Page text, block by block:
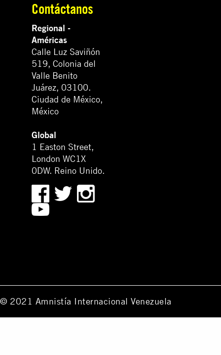
Contáctanos
Regional -
Américas
Calle Luz Saviñón
519, Colonia del
Valle Benito
Juárez, 03100.
Ciudad de México,
México
Global
1 Easton Street,
London WC1X
0DW. Reino Unido.
© 2021 Amnistía Internacional Venezuela